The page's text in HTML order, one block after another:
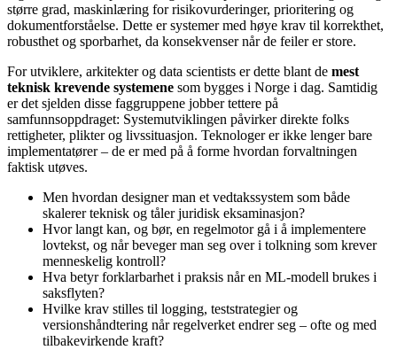
større grad, maskinlæring for risikovurderinger, prioritering og
dokumentforståelse. Dette er systemer med høye krav til korrekthet,
robusthet og sporbarhet, da konsekvenser når de feiler er store.
For utviklere, arkitekter og data scientists er dette blant de mest
teknisk krevende systemene som bygges i Norge i dag. Samtidig
er det sjelden disse faggruppene jobber tettere på
samfunnsoppdraget: Systemutviklingen påvirker direkte folks
rettigheter, plikter og livssituasjon. Teknologer er ikke lenger bare
implementatører – de er med på å forme hvordan forvaltningen
faktisk utøves.
Men hvordan designer man et vedtakssystem som både
skalerer teknisk og tåler juridisk eksaminasjon?
Hvor langt kan, og bør, en regelmotor gå i å implementere
lovtekst, og når beveger man seg over i tolkning som krever
menneskelig kontroll?
Hva betyr forklarbarhet i praksis når en ML‑modell brukes i
saksflyten?
Hvilke krav stilles til logging, teststrategier og
versionshåndtering når regelverket endrer seg – ofte og med
tilbakevirkende kraft?